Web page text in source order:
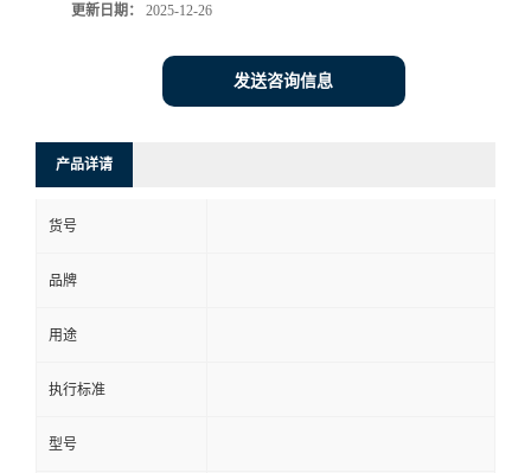
更新日期： 2025-12-26
发送咨询信息
产品详请
货号
品牌
用途
执行标准
型号